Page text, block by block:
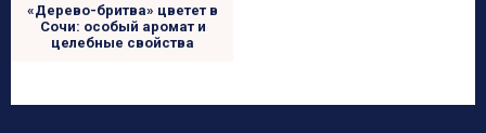
«Дерево-бритва» цветет в
Сочи: особый аромат и
целебные свойства